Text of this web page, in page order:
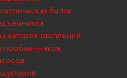
балок
отопления